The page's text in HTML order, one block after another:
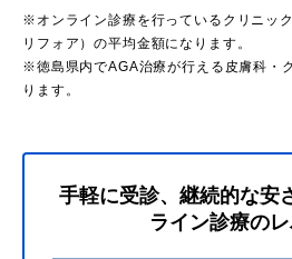
※オンライン診療を行っているクリニッ
リフォア）の平均金額になります。
※徳島県内でAGA治療が行える皮膚科・
ります。
手軽に受診、継続的な安
ライン診療の